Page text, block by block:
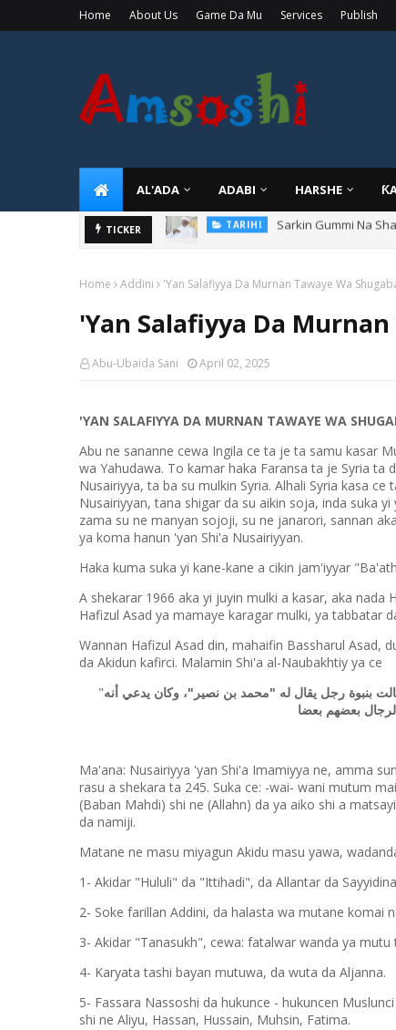
Home About Us Game Da Mu Services Publish
AL'ADA ADABI HARSHE
TICKER TARIHI Danmadamin
Home Addini 'Yan Salafiyya Da Murnan Tawaye Wa
'Yan Salafiyya Da
Abu-Ubaida Sani April 02, 2025
'YAN SALAFIYYA DA MURNAN TAWAYE WA
Abu ne sananne cewa Ingila ce ta je ta samu kasar
wa Yahudawa. To kamar haka Faransa ta je Syria ta
Nusairiyya, ta ba su mulkin Syria. Alhali Syria kasa
Nusairiyyan, tana shigar da su aikin soja, inda suka
zama su ne manyan sojoji, su ne janarori, sannan
ya koma hanun 'yan Shi'a Nusairiyyan.
Haka kuma suka yi kane-kane a cikin jam'iyyar
A shekarar 1966 aka yi juyin mulki a kasar, aka
Hafizul Asad ya mamaye karagar mulki, ya tabbatar
Wannan Hafizul Asad din, mahaifin Bassharul Asad,
da Akidun kafirci. Malamin Shi'a al-Naubakhtiy ya ce
"علي بن محمد (ت ٢٤٥ ه-) في حياته، فقالت بنبوة رجل يقال له "محمد بن نصير"، وكان يدعي أنه
بعضهم بعضا
Ma'ana: Nusairiyya 'yan Shi'a Imamiyya ne, amma
rasu a shekara ta 245. Suka ce: -wai- wani mutum
(Baban Mahdi) shi ne (Allahn) da ya aiko shi a
da namiji.
Matane ne masu miyagun Akidu masu yawa,
1- Akidar "Hululi" da "Ittihadi", da Allantar da
2- Soke farillan Addini, da halasta wa mutane komai
3- Akidar "Tanasukh", cewa: fatalwar wanda ya
4- Karyata tashi bayan mutuwa, da wuta da Aljanna.
5- Fassara Nassoshi da hukunce - hukuncen
shi ne Aliyu, Hassan, Hussain, Muhsin, Fatima.